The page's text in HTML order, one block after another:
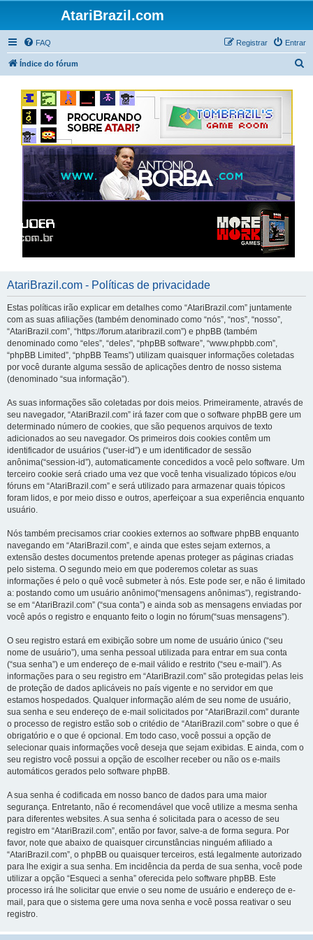
AtariBrazil.com
FAQ Entrar
Registrar
Índice do fórum
AtariBrazil.com - Políticas de privacidade
Estas políticas irão explicar em detalhes como “AtariBrazil.com” juntamente
com as suas afiliações (também denominado como “nós”, “nos”, “nosso”,
“AtariBrazil.com”, “https://forum.ataribrazil.com”) e phpBB (também
denominado como “eles”, “deles”, “phpBB software”, “www.phpbb.com”,
“phpBB Limited”, “phpBB Teams”) utilizam quaisquer informações coletadas
por você durante alguma sessão de aplicações dentro de nosso sistema
(denominado “sua informação”).
As suas informações são coletadas por dois meios. Primeiramente, através de
seu navegador, “AtariBrazil.com” irá fazer com que o software phpBB gere um
determinado número de cookies, que são pequenos arquivos de texto
adicionados ao seu navegador. Os primeiros dois cookies contêm um
identificador de usuários (“user-id”) e um identificador de sessão
anônima(“session-id”), automaticamente concedidos a você pelo software. Um
terceiro cookie será criado uma vez que você tenha visualizado tópicos e/ou
fóruns em “AtariBrazil.com” e será utilizado para armazenar quais tópicos
foram lidos, e por meio disso e outros, aperfeiçoar a sua experiência enquanto
usuário.
Nós também precisamos criar cookies externos ao software phpBB enquanto
navegando em “AtariBrazil.com”, e ainda que estes sejam externos, a
extensão destes documentos pretende apenas proteger as páginas criadas
pelo sistema. O segundo meio em que poderemos coletar as suas
informações é pelo o quê você submeter à nós. Este pode ser, e não é limitado
a: postando como um usuário anônimo(“mensagens anônimas”), registrando-
se em “AtariBrazil.com” (“sua conta”) e ainda sob as mensagens enviadas por
você após o registro e enquanto feito o login no fórum(“suas mensagens”).
O seu registro estará em exibição sobre um nome de usuário único (“seu
nome de usuário”), uma senha pessoal utilizada para entrar em sua conta
(“sua senha”) e um endereço de e-mail válido e restrito (“seu e-mail”). As
informações para o seu registro em “AtariBrazil.com” são protegidas pelas leis
de proteção de dados aplicáveis no país vigente e no servidor em que
estamos hospedados. Qualquer informação além de seu nome de usuário,
sua senha e seu endereço de e-mail solicitados por “AtariBrazil.com” durante
o processo de registro estão sob o critédio de “AtariBrazil.com” sobre o que é
obrigatório e o que é opcional. Em todo caso, você possui a opção de
selecionar quais informações você deseja que sejam exibidas. E ainda, com o
seu registro você possui a opção de escolher receber ou não os e-mails
automáticos gerados pelo software phpBB.
A sua senha é codificada em nosso banco de dados para uma maior
segurança. Entretanto, não é recomendável que você utilize a mesma senha
para diferentes websites. A sua senha é solicitada para o acesso de seu
registro em “AtariBrazil.com”, então por favor, salve-a de forma segura. Por
favor, note que abaixo de quaisquer circunstâncias ninguém afiliado a
“AtariBrazil.com”, o phpBB ou quaisquer terceiros, está legalmente autorizado
para lhe exigir a sua senha. Em incidência da perda de sua senha, você pode
utilizar a opção “Esqueci a senha” oferecida pelo software phpBB. Este
processo irá lhe solicitar que envie o seu nome de usuário e endereço de e-
mail, para que o sistema gere uma nova senha e você possa reativar o seu
registro.